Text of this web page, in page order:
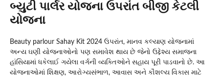
બ્યુટી પાર્લર યોજના ઉપરાંત બીજી કેટલી
યોજના
Beauty parlour Sahay Kit 2024 ઉપરાંત, માનવ કલ્યાણ યોજનામાં
અન્ય ઘણી યોજનાઓનો પણ સમાવેશ થાય છે જેનો ઉદ્દેશ્ય સમાજના
હાંસિયામાં ધકેલાઈ ગયેલા વર્ગની વ્યક્તિઓને સહાય પૂરી પાડવાનો છે. આ
યોજનાઓમાં શિક્ષણ, આરોગ્યસંભાળ, આવાસ અને કૌશલ્ય વિકાસ માટે